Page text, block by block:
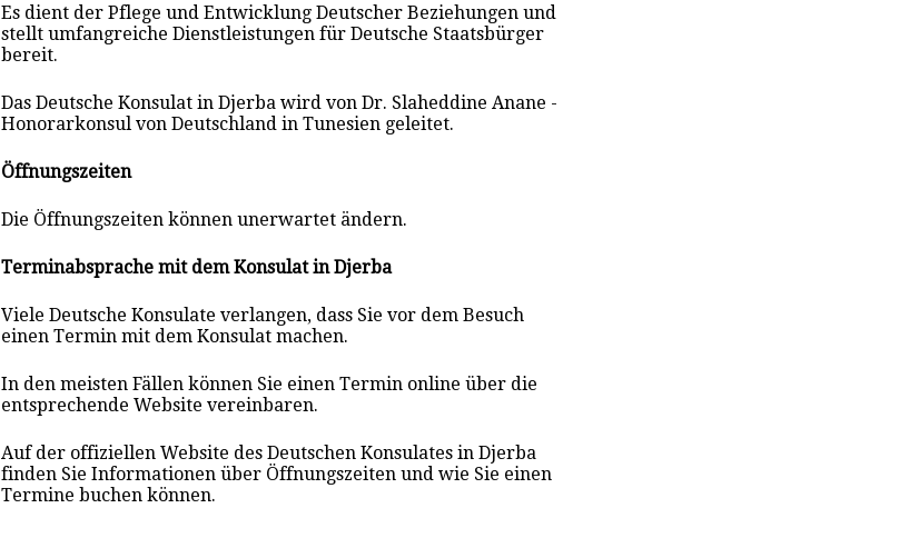
Es dient der Pflege und Entwicklung Deutscher Beziehungen und
stellt umfangreiche Dienstleistungen für Deutsche Staatsbürger
bereit.
Das Deutsche Konsulat in Djerba wird von Dr. Slaheddine Anane -
Honorarkonsul von Deutschland in Tunesien geleitet.
Öffnungszeiten
Die Öffnungszeiten können unerwartet ändern.
Terminabsprache mit dem Konsulat in Djerba
Viele Deutsche Konsulate verlangen, dass Sie vor dem Besuch
einen Termin mit dem Konsulat machen.
In den meisten Fällen können Sie einen Termin online über die
entsprechende Website vereinbaren.
Auf der offiziellen Website des Deutschen Konsulates in Djerba
finden Sie Informationen über Öffnungszeiten und wie Sie einen
Termine buchen können.